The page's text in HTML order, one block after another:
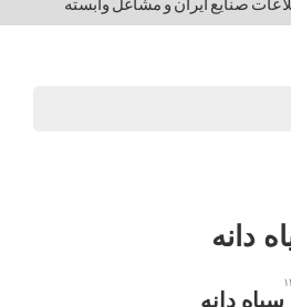
صنایع ایران و مشاغل وابسته
دانه
دانه